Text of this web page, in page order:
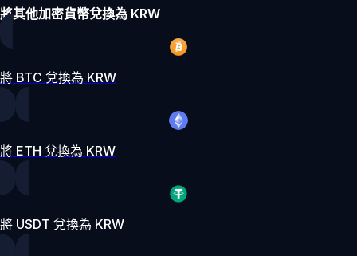
將其他加密貨幣兌換為 KRW
將 BTC 兌換為 KRW
將 ETH 兌換為 KRW
將 USDT 兌換為 KRW